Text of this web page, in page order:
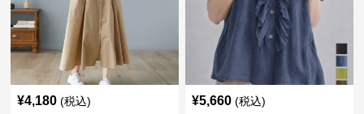
¥4,180 (税込) ¥5,660 (税込)